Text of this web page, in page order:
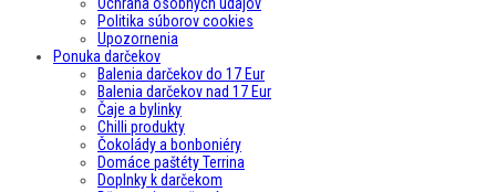
Politika súborov cookies
Upozornenia
Ponuka darčekov
Balenia darčekov do 17 Eur
Balenia darčekov nad 17 Eur
Čaje a bylinky
Chilli produkty
Čokolády a bonboniéry
Domáce paštéty Terrina
Doplnky k darčekom